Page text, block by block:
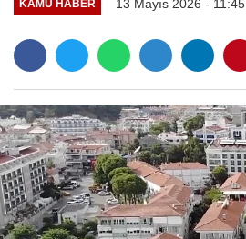
KAMU HABER 13 Mayıs 2026 - 11:45